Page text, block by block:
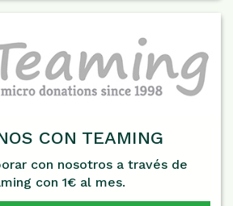
CON TEAMING
con nosotros a través de
con 1€ al mes.